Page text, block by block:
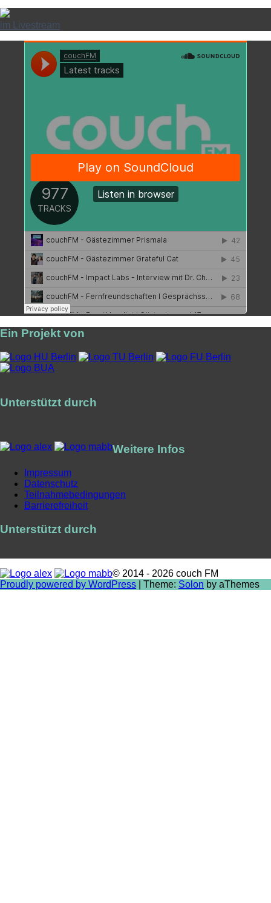
im Livestream
Ein Projekt von
Unterstützt durch
Weitere Infos
Impressum
Datenschutz
Teilnahmebedingungen
Barrierefreiheit
Unterstützt durch
© 2014 - 2026 couch FM
Proudly powered by WordPress
Theme: Solon by aThemes